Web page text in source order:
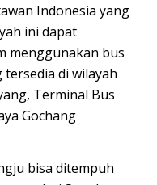
Indonesia yang
ini dapat
menggunakan bus
di wilayah
Terminal Bus
Gochang
bisa ditempuh